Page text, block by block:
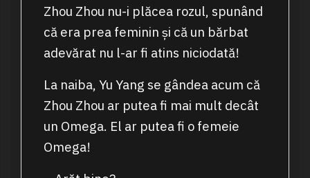
Zhou Zhou nu-i plăcea rozul, spunând
că era prea feminin și că un bărbat
adevărat nu l-ar fi atins niciodată!
La naiba, Yu Yang se gândea acum că
Zhou Zhou ar putea fi mai mult decât
un Omega. El ar putea fi o femeie
Omega!